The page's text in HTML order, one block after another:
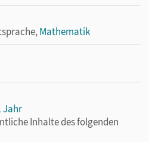
Mathematik
Jahr
Inhalte des folgenden